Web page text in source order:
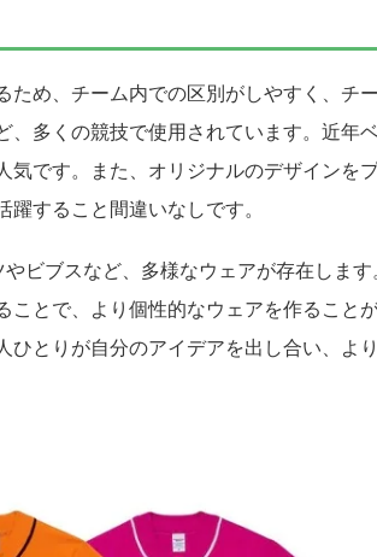
ため、チーム内での区別がしやすく、チ
多くの競技で使用されています。近年
です。また、オリジナルのデザインを
すること間違いなしです。
ビブスなど、多様なウェアが存在します
ことで、より個性的なウェアを作ること
とりが自分のアイデアを出し合い、よ